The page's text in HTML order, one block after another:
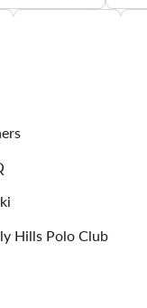
Hills Polo Club